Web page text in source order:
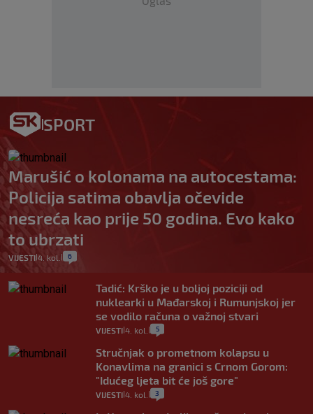
SPORT
Marušić o kolonama na autocestama:
Policija satima obavlja očevide
nesreća kao prije 50 godina. Evo kako
to ubrzati
VIJESTI 4. kol. 6
Tadić: Krško je u boljoj poziciji od
nuklearki u Mađarskoj i Rumunjskoj jer
se vodilo računa o važnoj stvari
VIJESTI 4. kol. 5
Stručnjak o prometnom kolapsu u
Konavlima na granici s Crnom Gorom:
"Idućeg ljeta bit će još gore"
VIJESTI 4. kol. 3